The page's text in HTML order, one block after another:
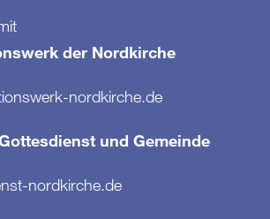
der Nordkirche
nordkirche.de
und Gemeinde
nordkirche.de